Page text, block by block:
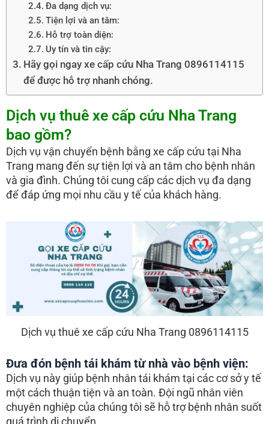
Đa dạng dịch vụ:
Tiện lợi và an tâm:
Hỗ trợ toàn diện:
Uy tín và tin cậy:
Hãy gọi ngay xe cấp cứu Nha Trang 0896114115
để được hỗ trợ nhanh chóng.
Dịch vụ thuê xe cấp cứu Nha Trang
bao gồm?
Dịch vụ vận chuyển bệnh bằng xe cấp cứu tại Nha
Trang mang đến sự tiện lợi và an tâm cho bệnh nhân
và gia đình. Chúng tôi cung cấp các dịch vụ đa dạng
để đáp ứng mọi nhu cầu y tế của khách hàng.
Dịch vụ thuê xe cấp cứu Nha Trang 0896114115
Đưa đón bệnh tái khám từ nhà vào bệnh viện:
Dịch vụ này giúp bệnh nhân tái khám tại các cơ sở y tế
một cách thuận tiện và an toàn. Đội ngũ nhân viên
chuyên nghiệp của chúng tôi sẽ hỗ trợ bệnh nhân suốt
quá trình di chuyển.